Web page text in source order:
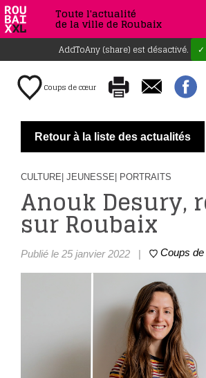
Toute l'actualité
de la ville de Roubaix
AddToAny (share) est désactivé.
Coups de cœur
Retour à la liste des actualités
CULTURE | JEUNESSE | PORTRAITS
Anouk Desury,
sur Roubaix
Publié le 25 janvier 2022 | Coups